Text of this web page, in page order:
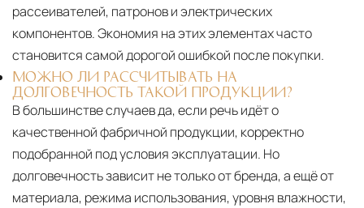
рассеивателей, патронов и электрических
компонентов. Экономия на этих элементах часто
становится самой дорогой ошибкой после покупки.
МОЖНО ЛИ РАССЧИТЫВАТЬ НА
ДОЛГОВЕЧНОСТЬ ТАКОЙ ПРОДУКЦИИ?
В большинстве случаев да, если речь идёт о
качественной фабричной продукции, корректно
подобранной под условия эксплуатации. Но
долговечность зависит не только от бренда, а ещё от
материала, режима использования, уровня влажности,